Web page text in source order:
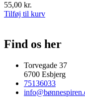
55,00 kr.
Tilføj til kurv
Find os her
Torvegade 37
6700 Esbjerg
75136033